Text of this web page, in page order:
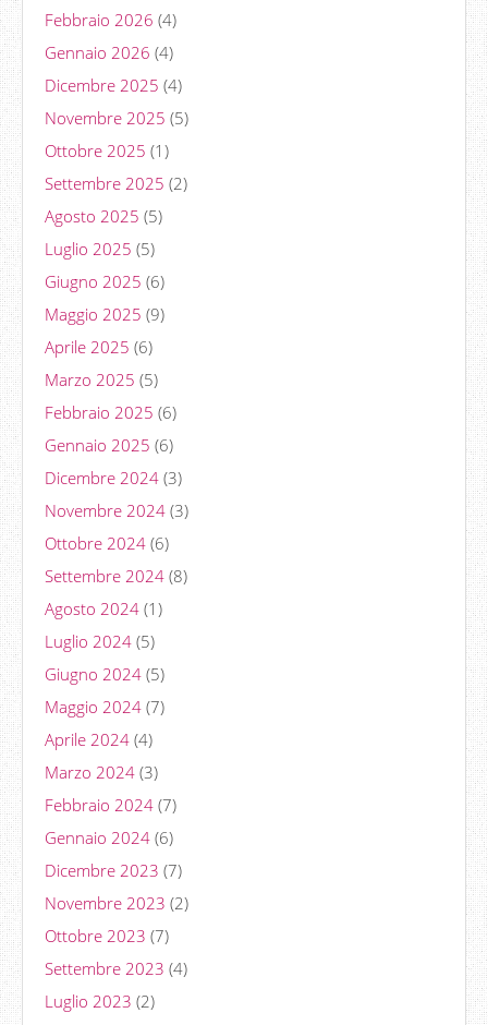
Febbraio 2026 (4)
Gennaio 2026 (4)
Dicembre 2025 (4)
Novembre 2025 (5)
Ottobre 2025 (1)
Settembre 2025 (2)
Agosto 2025 (5)
Luglio 2025 (5)
Giugno 2025 (6)
Maggio 2025 (9)
Aprile 2025 (6)
Marzo 2025 (5)
Febbraio 2025 (6)
Gennaio 2025 (6)
Dicembre 2024 (3)
Novembre 2024 (3)
Ottobre 2024 (6)
Settembre 2024 (8)
Agosto 2024 (1)
Luglio 2024 (5)
Giugno 2024 (5)
Maggio 2024 (7)
Aprile 2024 (4)
Marzo 2024 (3)
Febbraio 2024 (7)
Gennaio 2024 (6)
Dicembre 2023 (7)
Novembre 2023 (2)
Ottobre 2023 (7)
Settembre 2023 (4)
Luglio 2023 (2)